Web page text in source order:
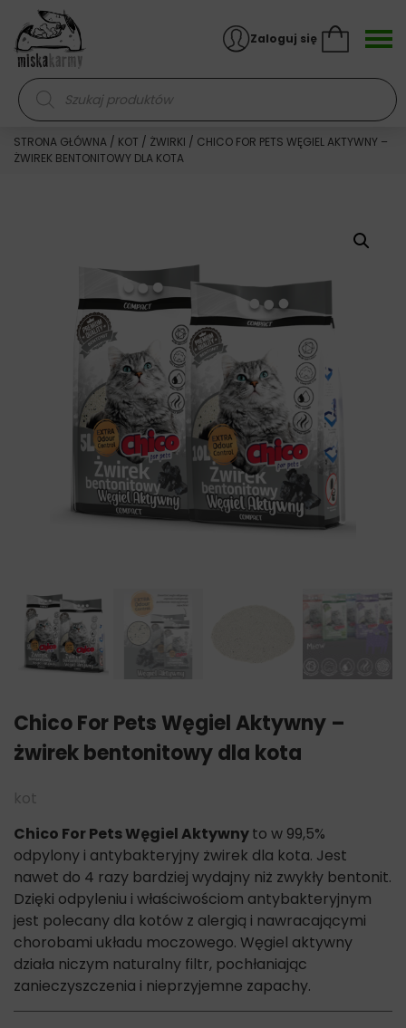
Skocz do treści
Wyszukiwarka produktów
Zaloguj się
STRONA GŁÓWNA / KOT / ŻWIRKI / CHICO FOR PETS WĘGIEL AKTYWNY –
ŻWIREK BENTONITOWY DLA KOTA
Chico For Pets Węgiel Aktywny –
żwirek bentonitowy dla kota
kot
Chico For Pets Węgiel Aktywnyto w 99,5%
odpylony i antybakteryjny żwirek dla kota. Jest
nawet do 4 razy bardziej wydajny niż zwykły bentonit.
Dzięki odpyleniu i właściwościom antybakteryjnym
jest polecany dla kotów z alergią i nawracającymi
chorobami układu moczowego. Węgiel aktywny
działa niczym naturalny filtr, pochłaniając
zanieczyszczenia i nieprzyjemne zapachy.